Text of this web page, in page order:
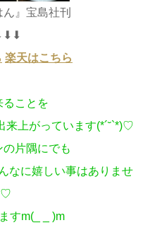
ん』宝島社刊
楽天はこちら
ることを
来上がっています(*´˘`*)♡
片隅にでも
なに嬉しい事はありませ
すm(_ _ )m